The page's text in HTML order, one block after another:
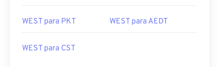
WEST para PKT WEST para AEDT
WEST para CST